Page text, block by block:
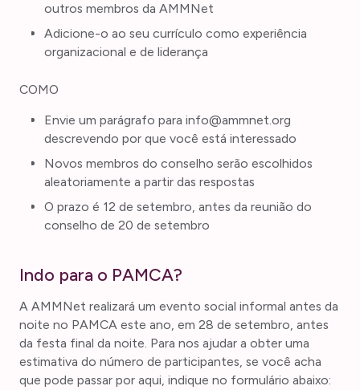
outros membros da AMMNet
Adicione-o ao seu currículo como experiência
organizacional e de liderança
COMO
Envie um parágrafo para info@ammnet.org
descrevendo por que você está interessado
Novos membros do conselho serão escolhidos
aleatoriamente a partir das respostas
O prazo é 12 de setembro, antes da reunião do
conselho de 20 de setembro
Indo para o PAMCA?
A AMMNet realizará um evento social informal antes da
noite no PAMCA este ano, em 28 de setembro, antes
da festa final da noite. Para nos ajudar a obter uma
estimativa do número de participantes, se você acha
que pode passar por aqui, indique no formulário abaixo: